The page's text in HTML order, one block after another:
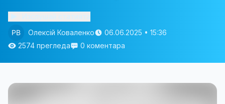
Олексій Коваленко
06.06.2025 • 15:36
2574 прегледа
0 коментара